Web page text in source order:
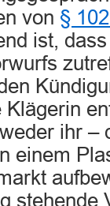
von §
ist,
ihr –
einem
stehende